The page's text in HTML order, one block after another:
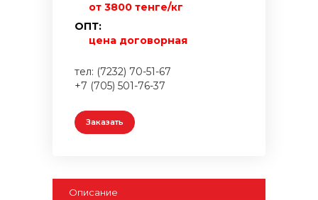
от 3800 тенге/кг
ОПТ:
цена договорная
тел: (7232) 70-51-67
+7 (705) 501-76-37
Заказать
Описание